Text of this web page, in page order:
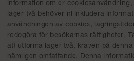
information om er cookiesanvändning,
lager två behöver ni inkludera
användningen av cookies,
redogöra för besökarnas rättigheter.
att utforma lager två, kraven på
nämligen omfattande. Denna